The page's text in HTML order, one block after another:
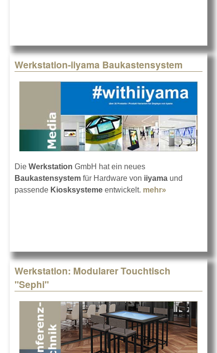
Werkstation-iiyama Baukastensystem
Die Werkstation GmbH hat ein neues
Baukastensystem für Hardware von iiyama und
passende Kiosksysteme entwickelt. mehr»
Werkstation: Modularer Touchtisch
"Sephi"